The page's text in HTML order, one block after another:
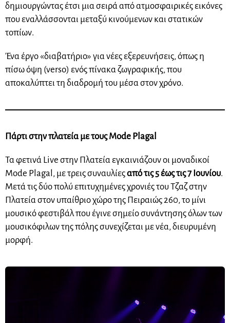
δημιουργώντας έτσι μια σειρά από ατμοσφαιρικές εικόνες
που εναλλάσσονται μεταξύ κινούμενων και στατικών
τοπίων.
Ένα έργο «διαβατήριο» για νέες εξερευνήσεις, όπως η
πίσω όψη (verso) ενός πίνακα ζωγραφικής, που
αποκαλύπτει τη διαδρομή του μέσα στον χρόνο.
Πάρτι στην πλατεία με τους Mode Plagal
Τα φετινά Live στην Πλατεία εγκαινιάζουν οι μοναδικοί
Mode Plagal, με τρεις συναυλίεςαπό τις 5 έως τις 7 Ιουνίου.
Μετά τις δύο πολύ επιτυχημένες χρονιές του Τζαζ στην
Πλατεία στον υπαίθριο χώρο της Πειραιώς 260, το μίνι
μουσικό φεστιβάλ που έγινε σημείο συνάντησης όλων των
μουσικόφιλων της πόλης συνεχίζεται με νέα, διευρυμένη
μορφή.